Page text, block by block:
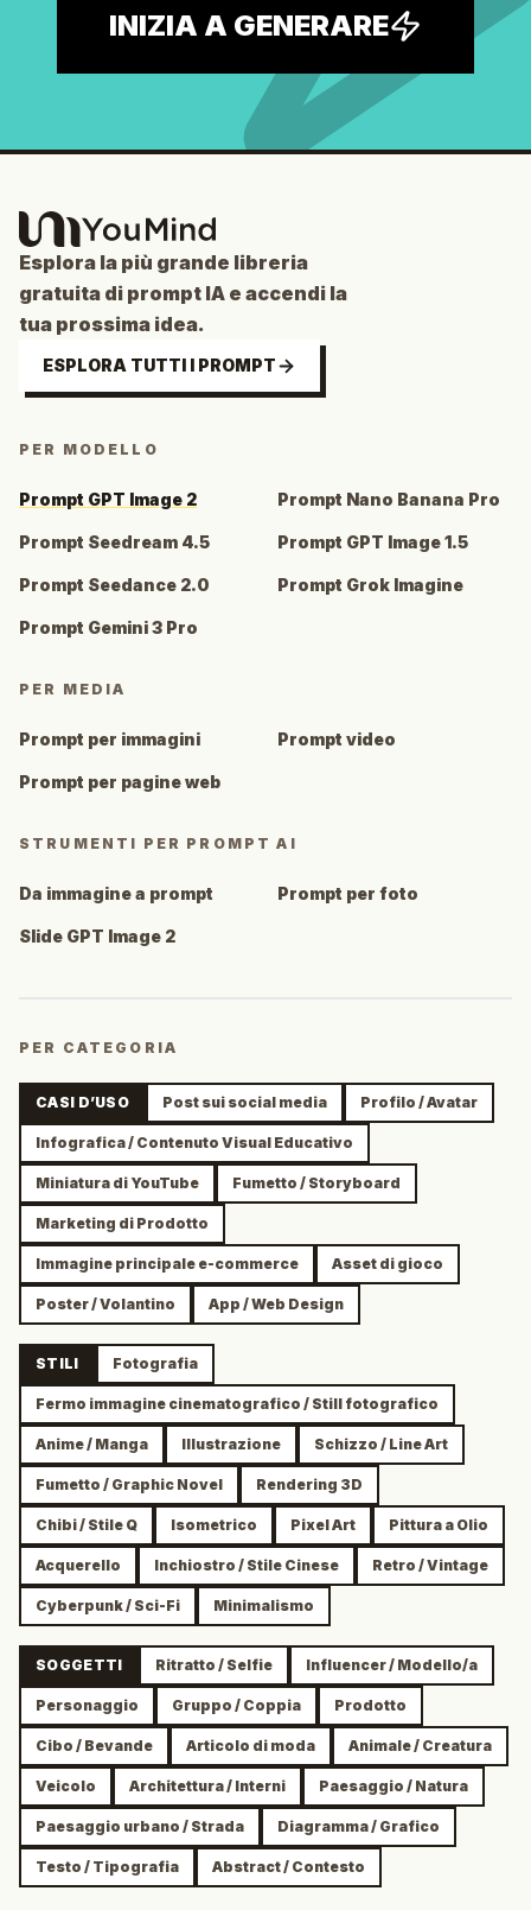
INIZIA A GENERARE
Esplora la più grande libreria
gratuita di prompt IA e accendi la
tua prossima idea.
ESPLORA TUTTI I PROMPT
PER MODELLO
Prompt GPT Image 2 Prompt Nano Banana Pro
Prompt Seedream 4.5 Prompt GPT Image 1.5
Prompt Seedance 2.0 Prompt Grok Imagine
Prompt Gemini 3 Pro
PER MEDIA
Prompt per immagini Prompt video
Prompt per pagine web
STRUMENTI PER PROMPT AI
Da immagine a prompt Prompt per foto
Slide GPT Image 2
PER CATEGORIA
CASI D’USO Post sui social media Profilo / Avatar
Infografica / Contenuto Visual Educativo
Miniatura di YouTube Fumetto / Storyboard
Marketing di Prodotto
Immagine principale e-commerce Asset di gioco
Poster / Volantino App / Web Design
STILI Fotografia
Fermo immagine cinematografico / Still fotografico
Anime / Manga Illustrazione Schizzo / Line Art
Fumetto / Graphic Novel Rendering 3D
Chibi / Stile Q Isometrico Pixel Art Pittura a Olio
Acquerello Inchiostro / Stile Cinese Retro / Vintage
Cyberpunk / Sci-Fi Minimalismo
SOGGETTI Ritratto / Selfie Influencer / Modello/a
Personaggio Gruppo / Coppia Prodotto
Cibo / Bevande Articolo di moda Animale / Creatura
Veicolo Architettura / Interni Paesaggio / Natura
Paesaggio urbano / Strada Diagramma / Grafico
Testo / Tipografia Abstract / Contesto